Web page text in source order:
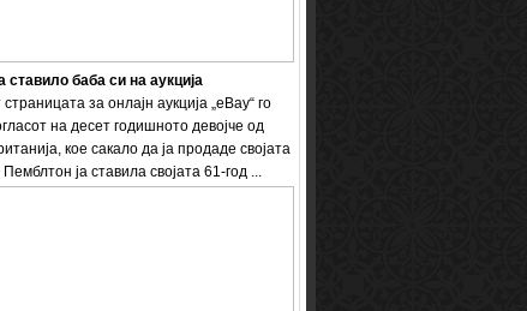
ставило баба си на аукција
за онлајн аукција „eBay“ го
на десет годишното девојче од
кое сакало да ја продаде својата
ја ставила својата 61-год ...